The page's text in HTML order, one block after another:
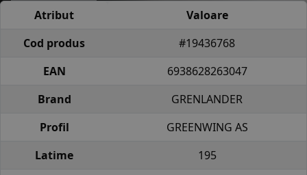
Atribut
Valoare
Cod produs
#19436768
EAN
6938628263047
Brand
GRENLANDER
Profil
GREENWING AS
Latime
195